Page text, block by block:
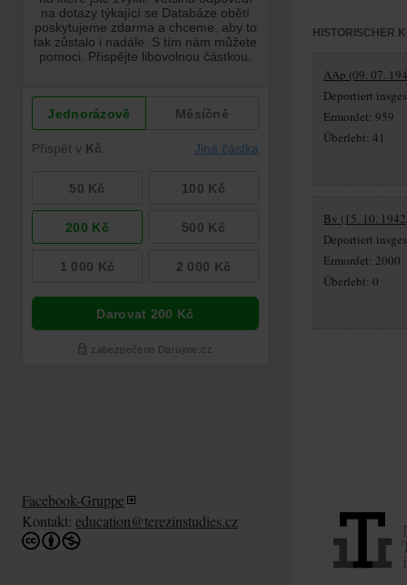
HISTORISCHER
AAp (09. 07.
Deportiert
Ermordet: 959
Überlebt: 41
Bv (15. 10.
Deportiert
Ermordet: 2000
Überlebt: 0
Facebook-Gruppe
Kontakt: education@terezinstudies.cz